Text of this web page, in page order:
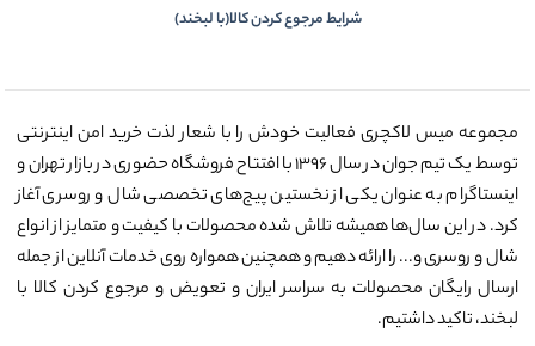
شرایط مرجوع کردن کالا(با لبخند)
مجموعه میس لاکچری فعالیت خودش را با شعار لذت خرید امن اینترنتی
توسط یک تیم جوان در سال ۱۳۹۶ با افتتاح فروشگاه حضوری در بازار تهران و
اینستاگرام به عنوان یکی از نخستین پیج‌های تخصصی شال و روسری آغاز
کرد. در این سال‌ها همیشه تلاش شده محصولات با کیفیت و متمایز از انواع
شال و روسری و... را ارائه دهیم و همچنین همواره روی خدمات آنلاین از جمله
ارسال رایگان محصولات به سراسر ایران و تعویض و مرجوع کردن کالا با
لبخند، تاکید داشتیم.